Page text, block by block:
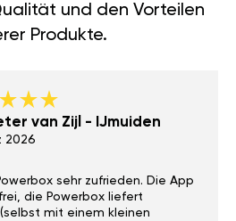
und den Vorteilen
Produkte.
van Zijl - IJmuiden
2026
sehr zufrieden. Die App
die Powerbox liefert
mit einem kleinen